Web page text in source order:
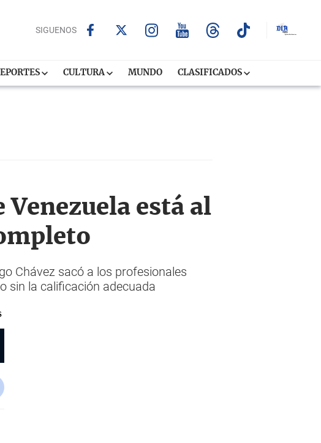
SIGUENOS
CULTURA MUNDO CLASIFICADOS
está al
Chávez sacó a los profesionales
sin la calificación adecuada